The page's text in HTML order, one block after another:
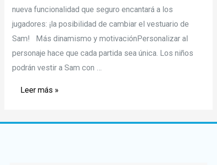
nueva funcionalidad que seguro encantará a los
jugadores: ¡la posibilidad de cambiar el vestuario de
Sam! Más dinamismo y motivaciónPersonalizar al
personaje hace que cada partida sea única. Los niños
podrán vestir a Sam con …
Sam’s
Leer más »